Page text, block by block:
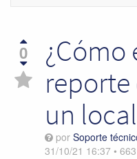
0
¿Cómo
reporte
un
por Soporte
31/10/21 16:37 • 663